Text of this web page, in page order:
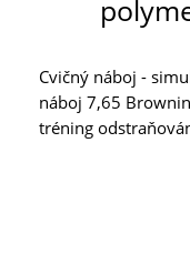
Cvičný náboj -
náboj 7,65
tréning